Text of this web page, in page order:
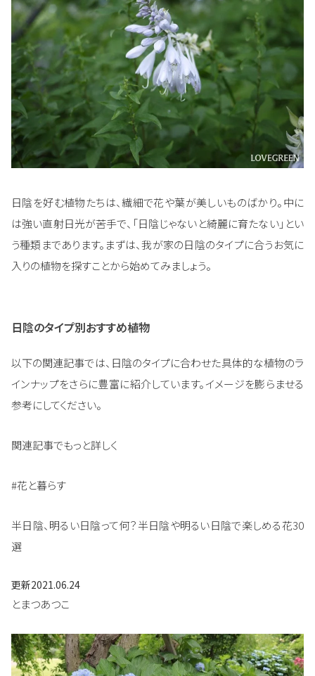
日陰を好む植物たちは、繊細で花や葉が美しいものばかり。中に
は強い直射日光が苦手で、「日陰じゃないと綺麗に育たない」とい
う種類まであります。まずは、我が家の日陰のタイプに合うお気に
入りの植物を探すことから始めてみましょう。
日陰のタイプ別おすすめ植物
以下の関連記事では、日陰のタイプに合わせた具体的な植物のラ
インナップをさらに豊富に紹介しています。イメージを膨らませる
参考にしてください。
関連記事でもっと詳しく
#花と暮らす
半日陰、明るい日陰って何？半日陰や明るい日陰で楽しめる花30
選
更新2021.06.24
とまつあつこ